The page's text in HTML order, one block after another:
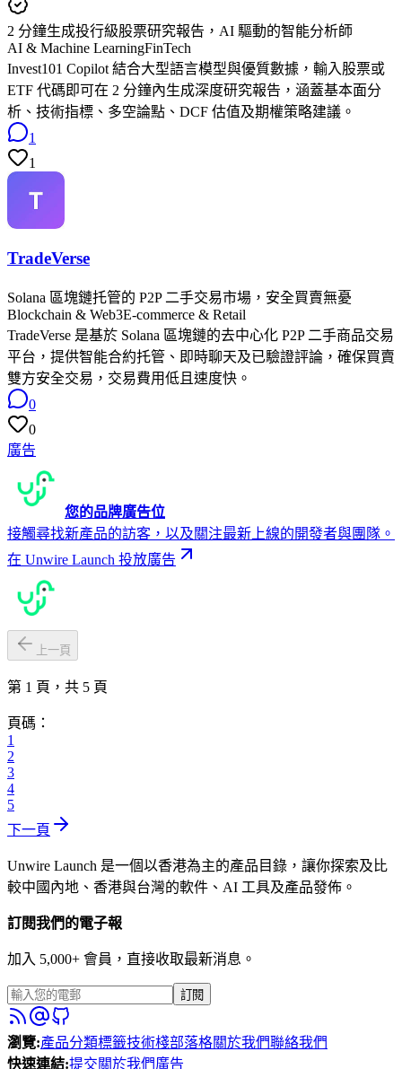
2 分鐘生成投行級股票研究報告，AI 驅動的智能分析師
AI & Machine LearningFinTech
Invest101 Copilot 結合大型語言模型與優質數據，輸入股票或
ETF 代碼即可在 2 分鐘內生成深度研究報告，涵蓋基本面分
析、技術指標、多空論點、DCF 估值及期權策略建議。
1
1
TradeVerse
Solana 區塊鏈托管的 P2P 二手交易市場，安全買賣無憂
Blockchain & Web3E-commerce & Retail
TradeVerse 是基於 Solana 區塊鏈的去中心化 P2P 二手商品交易
平台，提供智能合約托管、即時聊天及已驗證評論，確保買賣
雙方安全交易，交易費用低且速度快。
0
0
廣告
您的品牌廣告位
接觸尋找新產品的訪客，以及關注最新上線的開發者與團隊。
在 Unwire Launch 投放廣告
上一頁
第 1 頁，共 5 頁
頁碼：
1
2
3
4
5
下一頁
Unwire Launch 是一個以香港為主的產品目錄，讓你探索及比
較中國內地、香港與台灣的軟件、AI 工具及產品發佈。
訂閱我們的電子報
加入 5,000+ 會員，直接收取最新消息。
訂閱
瀏覽:產品分類標籤技術棧部落格關於我們聯絡我們
快速連結:提交關於我們廣告